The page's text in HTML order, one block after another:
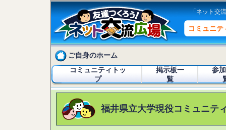
「ネット交
コミュニテ
ご自身のホーム
コミュニティトッ
プ
掲示板一
覧
参
福井県立大学現役コミュニテ